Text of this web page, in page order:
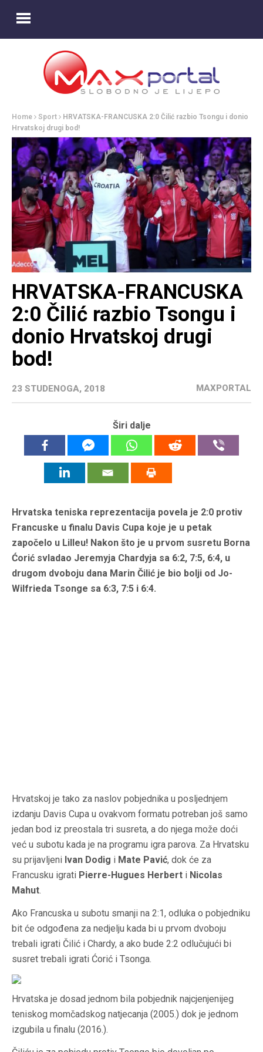
Home Sport
HRVATSKA-FRANCUSKA 2:0 Čilić razbio Tsongu i donio
Hrvatskoj drugi bod!
HRVATSKA-FRANCUSKA
2:0 Čilić razbio Tsongu i
donio Hrvatskoj drugi
bod!
23 STUDENOGA, 2018 MAXPORTAL
Širi dalje
Hrvatska teniska reprezentacija povela je 2:0 protiv
Francuske u finalu Davis Cupa koje je u petak
započelo u Lilleu! Nakon što je u prvom susretu Borna
Ćorić svladao Jeremyja Chardyja sa 6:2, 7:5, 6:4, u
drugom dvoboju dana Marin Čilić je bio bolji od Jo-
Wilfrieda Tsonge sa 6:3, 7:5 i 6:4.
Hrvatskoj je tako za naslov pobjednika u posljednjem
izdanju Davis Cupa u ovakvom formatu potreban još samo
jedan bod iz preostala tri susreta, a do njega može doći
već u subotu kada je na programu igra parova. Za Hrvatsku
su prijavljeni Ivan Dodig i Mate Pavić, dok će za
Francusku igrati Pierre-Hugues Herbert i Nicolas
Mahut.
Ako Francuska u subotu smanji na 2:1, odluka o pobjedniku
bit će odgođena za nedjelju kada bi u prvom dvoboju
trebali igrati Čilić i Chardy, a ako bude 2:2 odlučujući bi
susret trebali igrati Ćorić i Tsonga.
Hrvatska je dosad jednom bila pobjednik najcjenjenijeg
teniskog momčadskog natjecanja (2005.) dok je jednom
izgubila u finalu (2016.).